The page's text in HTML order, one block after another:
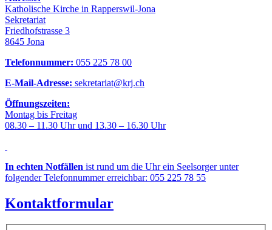
Katholische Kirche in Rapperswil-Jona
Sekretariat
Friedhofstrasse 3
8645 Jona
Telefonnummer: 055 225 78 00
E-Mail-Adresse: sekretariat@krj.ch
Öffnungszeiten:
Montag bis Freitag
08.30 – 11.30 Uhr und 13.30 – 16.30 Uhr
In echten Notfällen ist rund um die Uhr ein Seelsorger unter
folgender Telefonnummer erreichbar: 055 225 78 55
Kontaktformular